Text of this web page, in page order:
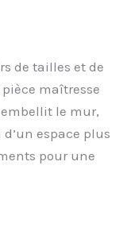
de tailles et de
maîtresse
le mur,
espace plus
pour une